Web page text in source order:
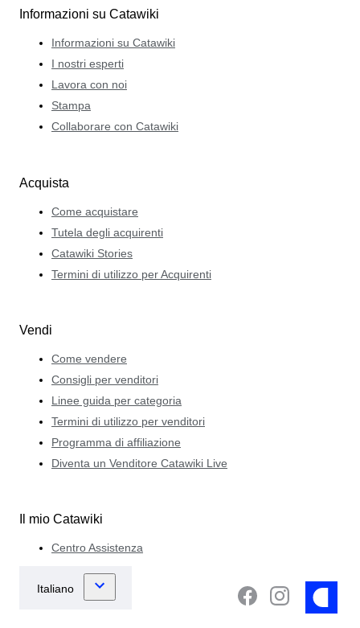
Informazioni su Catawiki
Informazioni su Catawiki
I nostri esperti
Lavora con noi
Stampa
Collaborare con Catawiki
Acquista
Come acquistare
Tutela degli acquirenti
Catawiki Stories
Termini di utilizzo per Acquirenti
Vendi
Come vendere
Consigli per venditori
Linee guida per categoria
Termini di utilizzo per venditori
Programma di affiliazione
Diventa un Venditore Catawiki Live
Il mio Catawiki
Centro Assistenza